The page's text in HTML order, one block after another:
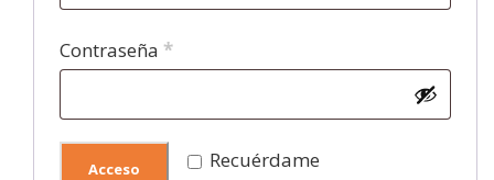
l
g
a
Contraseña *O
l
Recuérdame
Acceso